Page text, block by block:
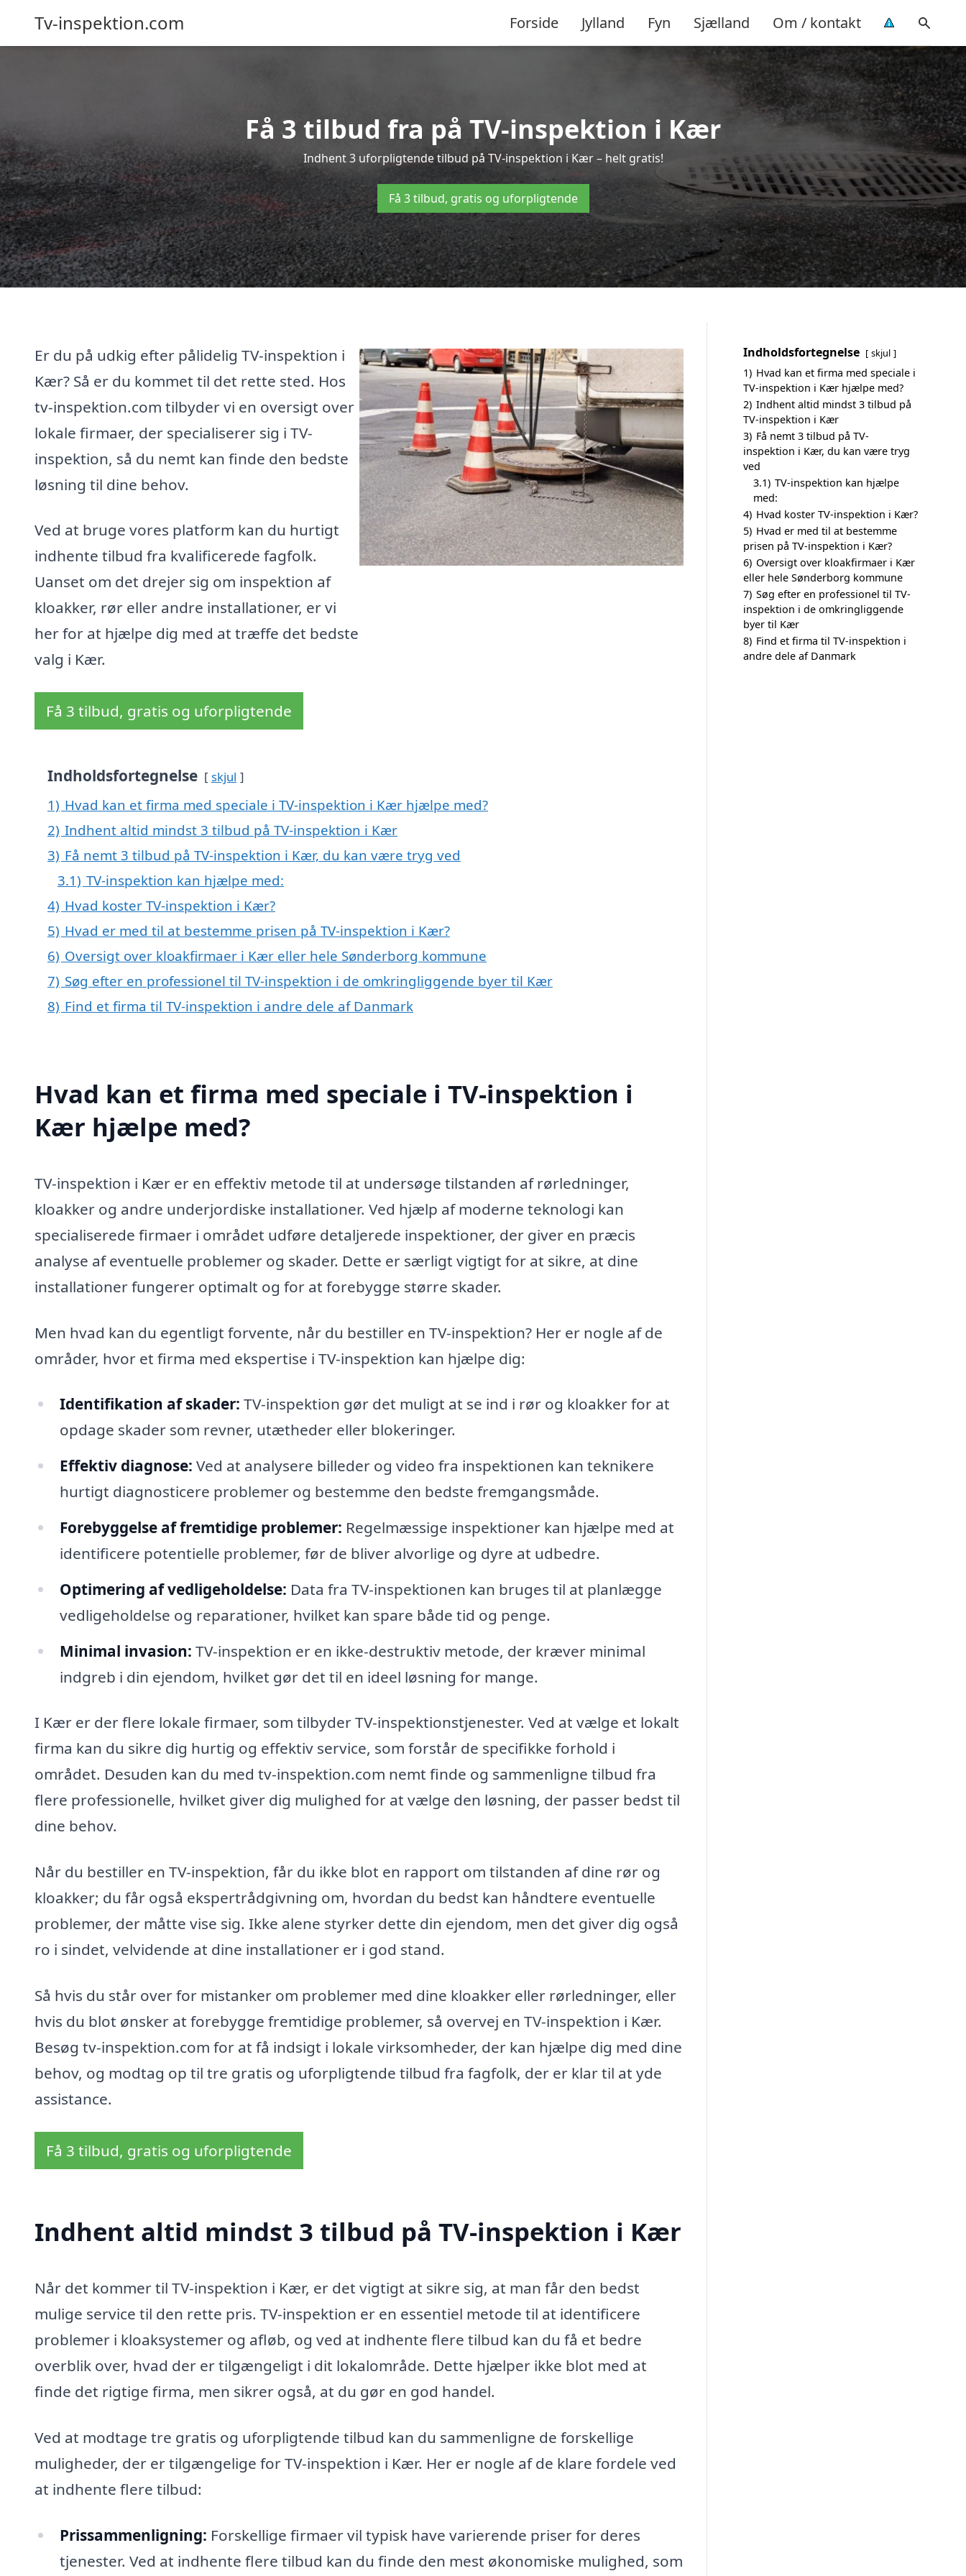
Tv-inspektion.com Forside Jylland Fyn Sjælland Om / kontakt
Få 3 tilbud fra på TV-inspektion i Kær
Indhent 3 uforpligtende tilbud på TV-inspektion i Kær – helt gratis!
Få 3 tilbud, gratis og uforpligtende
Er du på udkig efter pålidelig TV-inspektion i
Kær? Så er du kommet til det rette sted. Hos
tv-inspektion.com tilbyder vi en oversigt over
lokale firmaer, der specialiserer sig i TV-
inspektion, så du nemt kan finde den bedste
løsning til dine behov.
Ved at bruge vores platform kan du hurtigt
indhente tilbud fra kvalificerede fagfolk.
Uanset om det drejer sig om inspektion af
kloakker, rør eller andre installationer, er vi
her for at hjælpe dig med at træffe det bedste
valg i Kær.
Få 3 tilbud, gratis og uforpligtende
Indholdsfortegnelse skjul
1) Hvad kan et firma med speciale i TV-inspektion i Kær hjælpe med?
2) Indhent altid mindst 3 tilbud på TV-inspektion i Kær
3) Få nemt 3 tilbud på TV-inspektion i Kær, du kan være tryg ved
3.1) TV-inspektion kan hjælpe med:
4) Hvad koster TV-inspektion i Kær?
5) Hvad er med til at bestemme prisen på TV-inspektion i Kær?
6) Oversigt over kloakfirmaer i Kær eller hele Sønderborg kommune
7) Søg efter en professionel til TV-inspektion i de omkringliggende byer til Kær
8) Find et firma til TV-inspektion i andre dele af Danmark
Hvad kan et firma med speciale i TV-inspektion i
Kær hjælpe med?
TV-inspektion i Kær er en effektiv metode til at undersøge tilstanden af rørledninger,
kloakker og andre underjordiske installationer. Ved hjælp af moderne teknologi kan
specialiserede firmaer i området udføre detaljerede inspektioner, der giver en præcis
analyse af eventuelle problemer og skader. Dette er særligt vigtigt for at sikre, at dine
installationer fungerer optimalt og for at forebygge større skader.
Men hvad kan du egentligt forvente, når du bestiller en TV-inspektion? Her er nogle af de
områder, hvor et firma med ekspertise i TV-inspektion kan hjælpe dig:
Identifikation af skader: TV-inspektion gør det muligt at se ind i rør og kloakker for at
opdage skader som revner, utætheder eller blokeringer.
Effektiv diagnose: Ved at analysere billeder og video fra inspektionen kan teknikere
hurtigt diagnosticere problemer og bestemme den bedste fremgangsmåde.
Forebyggelse af fremtidige problemer: Regelmæssige inspektioner kan hjælpe med at
identificere potentielle problemer, før de bliver alvorlige og dyre at udbedre.
Optimering af vedligeholdelse: Data fra TV-inspektionen kan bruges til at planlægge
vedligeholdelse og reparationer, hvilket kan spare både tid og penge.
Minimal invasion: TV-inspektion er en ikke-destruktiv metode, der kræver minimal
indgreb i din ejendom, hvilket gør det til en ideel løsning for mange.
I Kær er der flere lokale firmaer, som tilbyder TV-inspektionstjenester. Ved at vælge et lokalt
firma kan du sikre dig hurtig og effektiv service, som forstår de specifikke forhold i
området. Desuden kan du med tv-inspektion.com nemt finde og sammenligne tilbud fra
flere professionelle, hvilket giver dig mulighed for at vælge den løsning, der passer bedst til
dine behov.
Når du bestiller en TV-inspektion, får du ikke blot en rapport om tilstanden af dine rør og
kloakker; du får også ekspertrådgivning om, hvordan du bedst kan håndtere eventuelle
problemer, der måtte vise sig. Ikke alene styrker dette din ejendom, men det giver dig også
ro i sindet, velvidende at dine installationer er i god stand.
Så hvis du står over for mistanker om problemer med dine kloakker eller rørledninger, eller
hvis du blot ønsker at forebygge fremtidige problemer, så overvej en TV-inspektion i Kær.
Besøg tv-inspektion.com for at få indsigt i lokale virksomheder, der kan hjælpe dig med dine
behov, og modtag op til tre gratis og uforpligtende tilbud fra fagfolk, der er klar til at yde
assistance.
Få 3 tilbud, gratis og uforpligtende
Indhent altid mindst 3 tilbud på TV-inspektion i Kær
Når det kommer til TV-inspektion i Kær, er det vigtigt at sikre sig, at man får den bedst
mulige service til den rette pris. TV-inspektion er en essentiel metode til at identificere
problemer i kloaksystemer og afløb, og ved at indhente flere tilbud kan du få et bedre
overblik over, hvad der er tilgængeligt i dit lokalområde. Dette hjælper ikke blot med at
finde det rigtige firma, men sikrer også, at du gør en god handel.
Ved at modtage tre gratis og uforpligtende tilbud kan du sammenligne de forskellige
muligheder, der er tilgængelige for TV-inspektion i Kær. Her er nogle af de klare fordele ved
at indhente flere tilbud:
Prissammenligning: Forskellige firmaer vil typisk have varierende priser for deres
tjenester. Ved at indhente flere tilbud kan du finde den mest økonomiske mulighed, som
Indholdsfortegnelse skjul
1) Hvad kan et firma med speciale i
TV-inspektion i Kær hjælpe med?
2) Indhent altid mindst 3 tilbud på
TV-inspektion i Kær
3) Få nemt 3 tilbud på TV-
inspektion i Kær, du kan være tryg
ved
3.1) TV-inspektion kan hjælpe
med:
4) Hvad koster TV-inspektion i Kær?
5) Hvad er med til at bestemme
prisen på TV-inspektion i Kær?
6) Oversigt over kloakfirmaer i Kær
eller hele Sønderborg kommune
7) Søg efter en professionel til TV-
inspektion i de omkringliggende
byer til Kær
8) Find et firma til TV-inspektion i
andre dele af Danmark